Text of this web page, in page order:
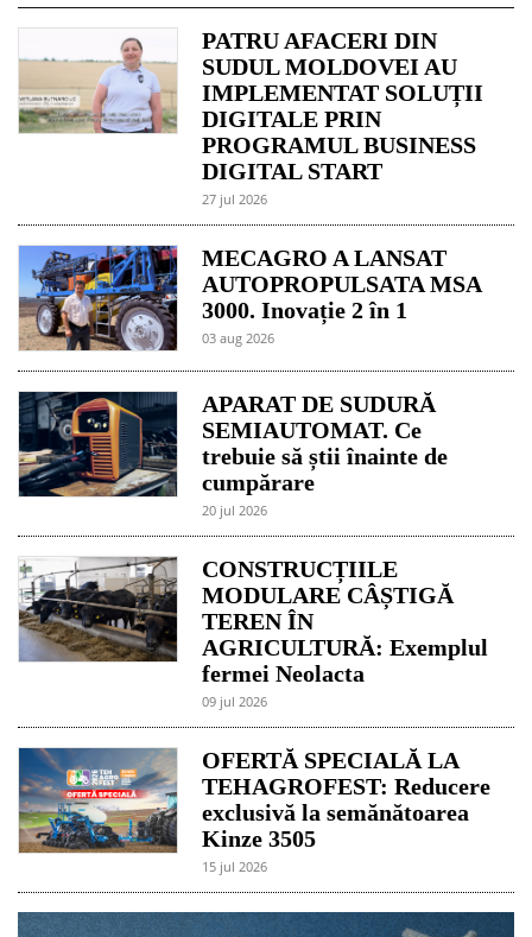
PATRU AFACERI DIN
SUDUL MOLDOVEI AU
IMPLEMENTAT SOLUȚII
DIGITALE PRIN
PROGRAMUL BUSINESS
DIGITAL START
27 jul 2026
MECAGRO A LANSAT
AUTOPROPULSATA MSA
3000. Inovație 2 în 1
03 aug 2026
APARAT DE SUDURĂ
SEMIAUTOMAT. Ce
trebuie să știi înainte de
cumpărare
20 jul 2026
CONSTRUCȚIILE
MODULARE CÂȘTIGĂ
TEREN ÎN
AGRICULTURĂ: Exemplul
fermei Neolacta
09 jul 2026
OFERTĂ SPECIALĂ LA
TEHAGROFEST: Reducere
exclusivă la semănătoarea
Kinze 3505
15 jul 2026